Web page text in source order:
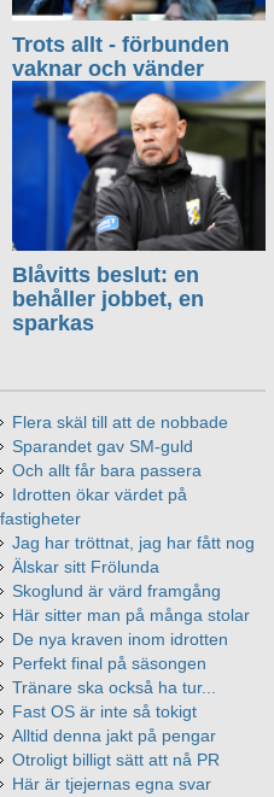
Trots allt - förbunden
vaknar och vänder
Blåvitts beslut: en
behåller jobbet, en
sparkas
Flera skäl till att de nobbade
Sparandet gav SM-guld
Och allt får bara passera
Idrotten ökar värdet på
fastigheter
Jag har tröttnat, jag har fått nog
Älskar sitt Frölunda
Skoglund är värd framgång
Här sitter man på många stolar
De nya kraven inom idrotten
Perfekt final på säsongen
Tränare ska också ha tur...
Fast OS är inte så tokigt
Alltid denna jakt på pengar
Otroligt billigt sätt att nå PR
Här är tjejernas egna svar